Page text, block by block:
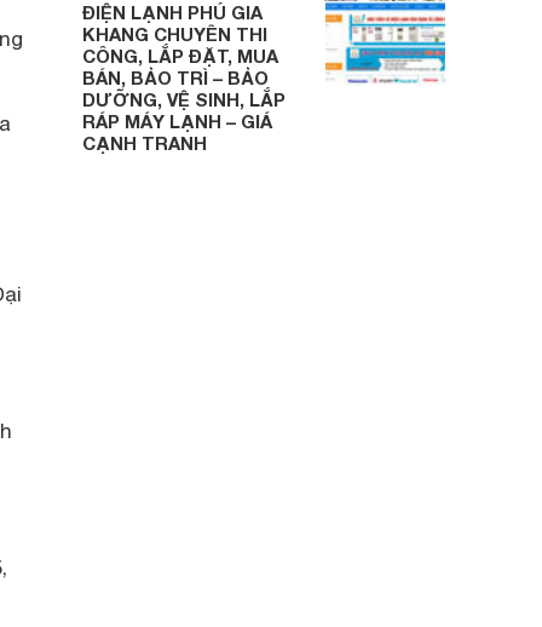
ĐIỆN LẠNH PHÚ GIA
KHANG CHUYÊN THI
CÔNG, LẮP ĐẶT, MUA
BÁN, BẢO TRÌ – BẢO
DƯỠNG, VỆ SINH, LẮP
RÁP MÁY LẠNH – GIÁ
CẠNH TRANH